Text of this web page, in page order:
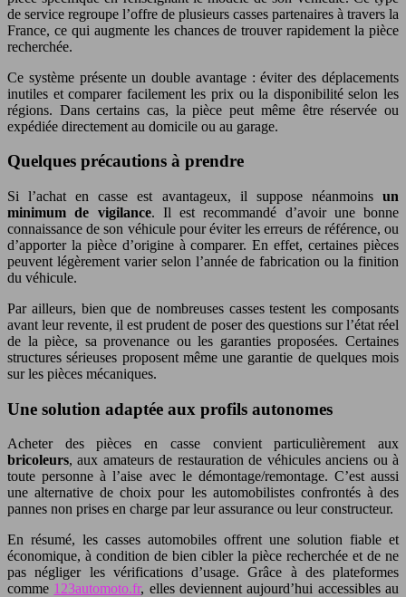
de service regroupe l’offre de plusieurs casses partenaires à travers la
France, ce qui augmente les chances de trouver rapidement la pièce
recherchée.
Ce système présente un double avantage : éviter des déplacements
inutiles et comparer facilement les prix ou la disponibilité selon les
régions. Dans certains cas, la pièce peut même être réservée ou
expédiée directement au domicile ou au garage.
Quelques précautions à prendre
Si l’achat en casse est avantageux, il suppose néanmoins un
minimum de vigilance. Il est recommandé d’avoir une bonne
connaissance de son véhicule pour éviter les erreurs de référence, ou
d’apporter la pièce d’origine à comparer. En effet, certaines pièces
peuvent légèrement varier selon l’année de fabrication ou la finition
du véhicule.
Par ailleurs, bien que de nombreuses casses testent les composants
avant leur revente, il est prudent de poser des questions sur l’état réel
de la pièce, sa provenance ou les garanties proposées. Certaines
structures sérieuses proposent même une garantie de quelques mois
sur les pièces mécaniques.
Une solution adaptée aux profils autonomes
Acheter des pièces en casse convient particulièrement aux
bricoleurs, aux amateurs de restauration de véhicules anciens ou à
toute personne à l’aise avec le démontage/remontage. C’est aussi
une alternative de choix pour les automobilistes confrontés à des
pannes non prises en charge par leur assurance ou leur constructeur.
En résumé, les casses automobiles offrent une solution fiable et
économique, à condition de bien cibler la pièce recherchée et de ne
pas négliger les vérifications d’usage. Grâce à des plateformes
comme 123automoto.fr, elles deviennent aujourd’hui accessibles au